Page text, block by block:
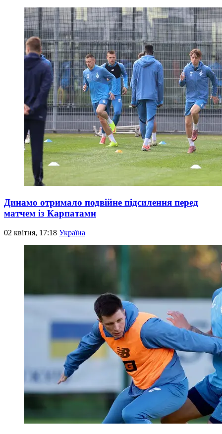
Динамо отримало подвійне підсилення перед
матчем із Карпатами
02 квітня, 17:18 Україна